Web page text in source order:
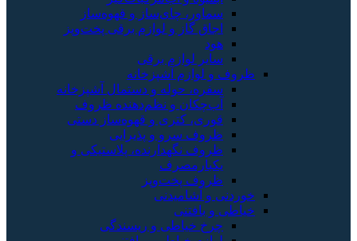
سماور، چای‌ساز و قهوه‌ساز
اجاق گاز و لوازم برقی پخت‌وپز
هود
سایر لوازم برقی
ظروف و لوازم آشپزخانه
سفره، حوله و دستمال آشپزخانه
آب‌چکان و نظم‌دهنده ظروف
قوری، کتری و قهوه‌ساز دستی
ظروف سرو و پذیرایی
ظروف نگهدارنده، پلاستیکی و
یکبارمصرف
ظروف پخت‌وپز
خوردنی و آشامیدنی
خیاطی و بافتنی
چرخ خیاطی و ریسندگی